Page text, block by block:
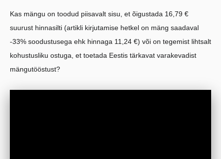
Kas mängu on toodud piisavalt sisu, et õigustada 16,79 €
suurust hinnasilti (artikli kirjutamise hetkel on mäng saadaval
-33% soodustusega ehk hinnaga 11,24 €) või on tegemist lihtsalt
kohustusliku ostuga, et toetada Eestis tärkavat varakevadist
mängutööstust?